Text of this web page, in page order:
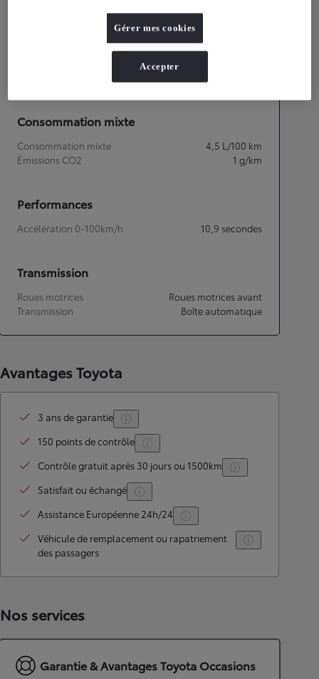
Consommation mixte
Consommation mixte 4,5 L/100 km
Émissions CO2
1 g/km
Performances
Accélération 0-100km/h 10,9 secondes
Transmission
Roues motrices
Roues motrices avant
Transmission
Boîte automatique
Avantages Toyota
3 ans de garantie
150 points de contrôle
Contrôle gratuit après 30 jours ou 1500km
Satisfait ou échangé
Assistance Européenne 24h/24
Véhicule de remplacement ou rapatriement
des passagers
Nos services
Garantie & Avantages Toyota Occasions
Gérer mes cookies
Accepter